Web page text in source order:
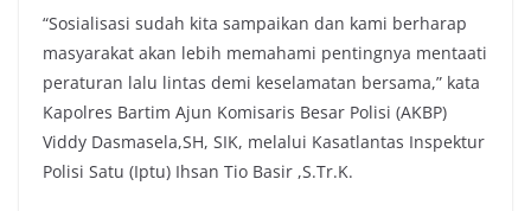
“Sosialisasi sudah kita sampaikan dan kami berharap
masyarakat akan lebih memahami pentingnya mentaati
peraturan lalu lintas demi keselamatan bersama,” kata
Kapolres Bartim Ajun Komisaris Besar Polisi (AKBP)
Viddy Dasmasela,SH, SIK, melalui Kasatlantas Inspektur
Polisi Satu (Iptu) Ihsan Tio Basir ,S.Tr.K.